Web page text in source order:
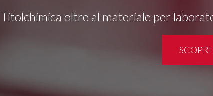
Titolchimica oltre al materiale per